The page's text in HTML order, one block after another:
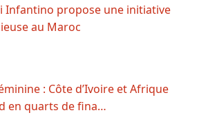
Infantino propose une initiative
au Maroc
: Côte d’Ivoire et Afrique
en quarts de fina…